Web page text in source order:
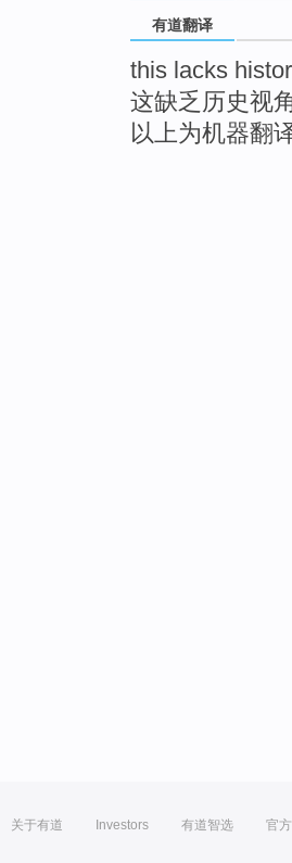
有道翻译
this lacks
这缺乏历史视
以上为机器翻
关于有道 Investors 有道智选 官